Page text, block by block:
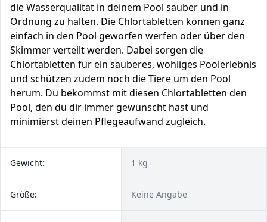
die Wasserqualität in deinem Pool sauber und in
Ordnung zu halten. Die Chlortabletten können ganz
einfach in den Pool geworfen werfen oder über den
Skimmer verteilt werden. Dabei sorgen die
Chlortabletten für ein sauberes, wohliges Poolerlebnis
und schützen zudem noch die Tiere um den Pool
herum. Du bekommst mit diesen Chlortabletten den
Pool, den du dir immer gewünscht hast und
minimierst deinen Pflegeaufwand zugleich.
Gewicht: 1 kg
Größe: Keine Angabe